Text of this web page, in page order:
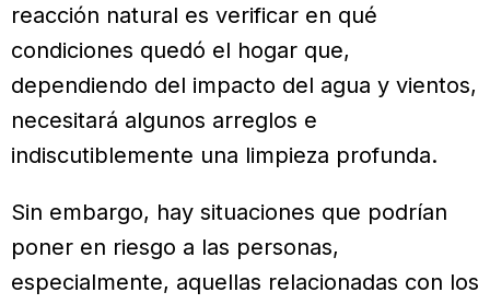
reacción natural es verificar en qué
condiciones quedó el hogar que,
dependiendo del impacto del agua y vientos,
necesitará algunos arreglos e
indiscutiblemente una limpieza profunda.
Sin embargo, hay situaciones que podrían
poner en riesgo a las personas,
especialmente, aquellas relacionadas con los